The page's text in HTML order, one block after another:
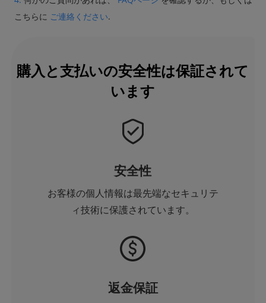
こちらに ご連絡ください.
購入と支払いの安全性は保証されて
います
安全性
お客様の個人情報は最先端なセキュリテ
ィ技術に保護されています。
返金保証